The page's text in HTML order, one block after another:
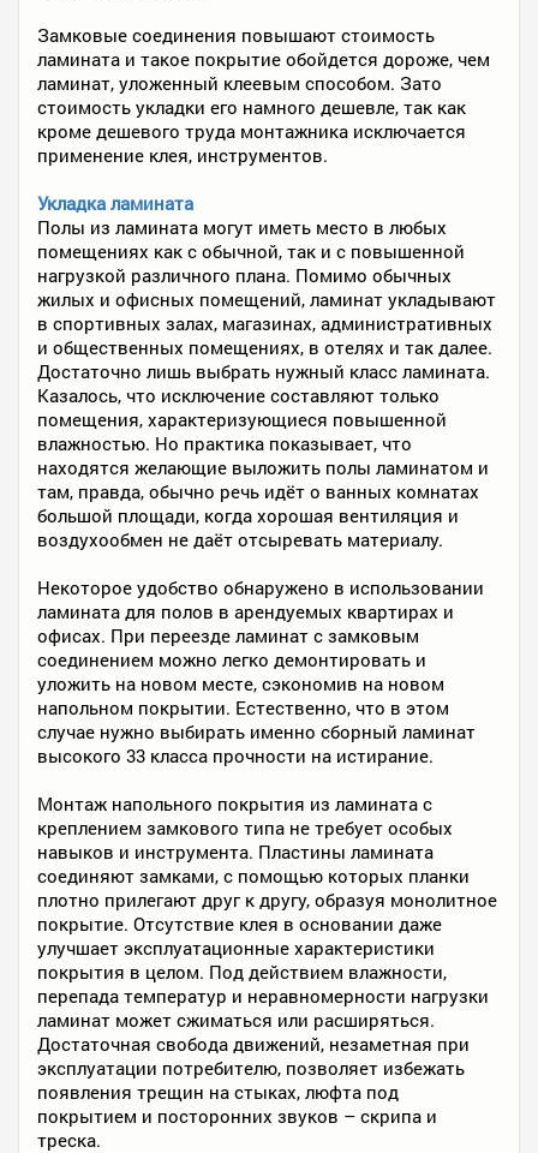
Замковые соединения повышают стоимость
ламината и такое покрытие обойдется дороже, чем
ламинат, уложенный клеевым способом. Зато
стоимость укладки его намного дешевле, так как
кроме дешевого труда монтажника исключается
применение клея, инструментов.
Укладка ламината
Полы из ламината могут иметь место в любых
помещениях как с обычной, так и с повышенной
нагрузкой различного плана. Помимо обычных
жилых и офисных помещений, ламинат укладывают
в спортивных залах, магазинах, административных
и общественных помещениях, в отелях и так далее.
Достаточно лишь выбрать нужный класс ламината.
Казалось, что исключение составляют только
помещения, характеризующиеся повышенной
влажностью. Но практика показывает, что
находятся желающие выложить полы ламинатом и
там, правда, обычно речь идёт о ванных комнатах
большой площади, когда хорошая вентиляция и
воздухообмен не даёт отсыревать материалу.
Некоторое удобство обнаружено в использовании
ламината для полов в арендуемых квартирах и
офисах. При переезде ламинат с замковым
соединением можно легко демонтировать и
уложить на новом месте, сэкономив на новом
напольном покрытии. Естественно, что в этом
случае нужно выбирать именно сборный ламинат
высокого 33 класса прочности на истирание.
Монтаж напольного покрытия из ламината с
креплением замкового типа не требует особых
навыков и инструмента. Пластины ламината
соединяют замками, с помощью которых планки
плотно прилегают друг к другу, образуя монолитное
покрытие. Отсутствие клея в основании даже
улучшает эксплуатационные характеристики
покрытия в целом. Под действием влажности,
перепада температур и неравномерности нагрузки
ламинат может сжиматься или расширяться.
Достаточная свобода движений, незаметная при
эксплуатации потребителю, позволяет избежать
появления трещин на стыках, люфта под
покрытием и посторонних звуков – скрипа и
треска.